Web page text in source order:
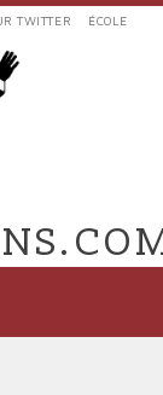
TWITTER ÉCOLE